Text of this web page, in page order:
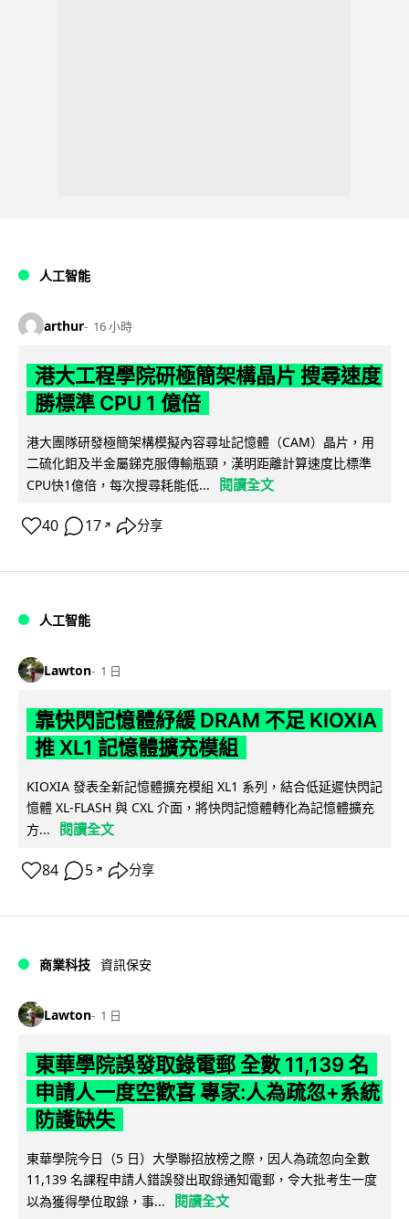
人工智能
arthur 16 小時
港大工程學院研極簡架構晶片 搜尋速度
勝標準 CPU 1 億倍
港大團隊研發極簡架構模擬內容尋址記憶體（CAM）晶片，用
二硫化鉬及半金屬銻克服傳輸瓶頸，漢明距離計算速度比標準
CPU快1億倍，每次搜尋耗能低...
閱讀全文
40 17 ↗ 分享
人工智能
Lawton 1 日
靠快閃記憶體紓緩 DRAM 不足 KIOXIA
推 XL1 記憶體擴充模組
KIOXIA 發表全新記憶體擴充模組 XL1 系列，結合低延遲快閃記
憶體 XL-FLASH 與 CXL 介面，將快閃記憶體轉化為記憶體擴充
方...
閱讀全文
84 5 ↗ 分享
商業科技 資訊保安
Lawton 1 日
東華學院誤發取錄電郵 全數 11,139 名
申請人一度空歡喜 專家:人為疏忽+系統
防護缺失
東華學院今日（5 日）大學聯招放榜之際，因人為疏忽向全數
11,139 名課程申請人錯誤發出取錄通知電郵，令大批考生一度
以為獲得學位取錄，事...
閱讀全文